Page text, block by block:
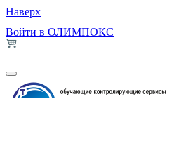
Наверх
Войти в ОЛИМПОКС